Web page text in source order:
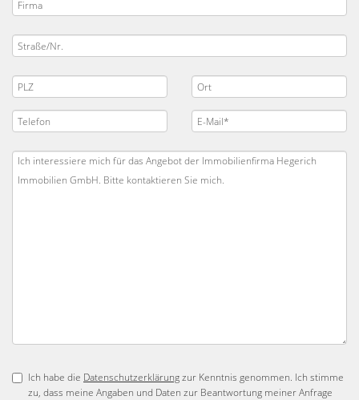
Ich habe die Datenschutzerklärungzur Kenntnis genommen. Ich stimme
zu, dass meine Angaben und Daten zur Beantwortung meiner Anfrage